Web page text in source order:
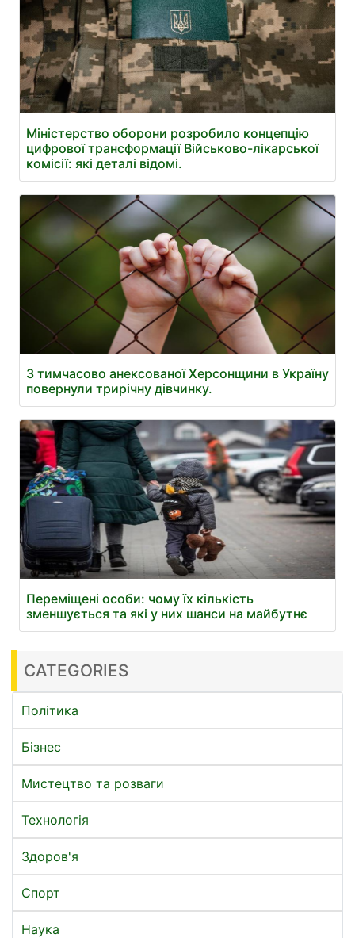
Міністерство оборони розробило концепцію
цифрової трансформації Військово-лікарської
комісії: які деталі відомі.
З тимчасово анексованої Херсонщини в Україну
повернули трирічну дівчинку.
Переміщені особи: чому їх кількість
зменшується та які у них шанси на майбутнє
CATEGORIES
Політика
Бізнес
Мистецтво та розваги
Технологія
Здоров'я
Спорт
Наука